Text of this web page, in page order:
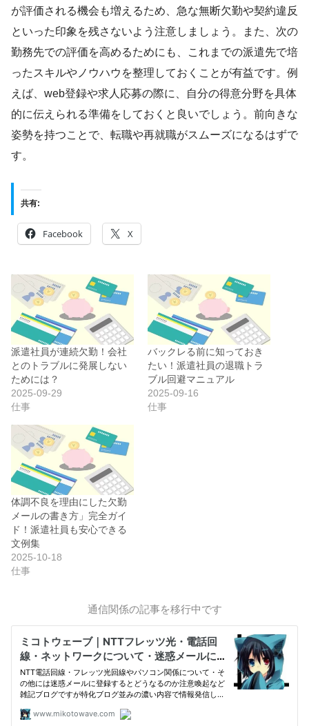
が評価される機会も増えるため、急な無断欠勤や契約違反
といった印象を残さないよう注意しましょう。また、次の
勤務先での評価を高めるためにも、これまでの派遣先で培
ったスキルやノウハウを整理しておくことが有益です。例
えば、web登録や求人応募の際に、自分の得意分野を具体
的に伝えられる準備をしておくと良いでしょう。前向きな
姿勢を持つことで、転職や再就職がスムーズになるはずで
す。
共有:
Facebook X
派遣社員が連続欠勤！会社
とのトラブルに発展しない
ためには？
2025-09-29
仕事
バックレる前に知っておき
たい！派遣社員の退職トラ
ブル回避マニュアル
2025-09-16
仕事
体調不良を理由にした欠勤
メールの書き方」完全ガイ
ド！派遣社員も安心できる
文例集
2025-10-18
仕事
通信関係の記事を移行中です